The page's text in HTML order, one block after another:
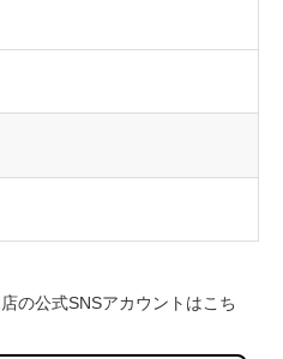
の公式SNSアカウントはこち